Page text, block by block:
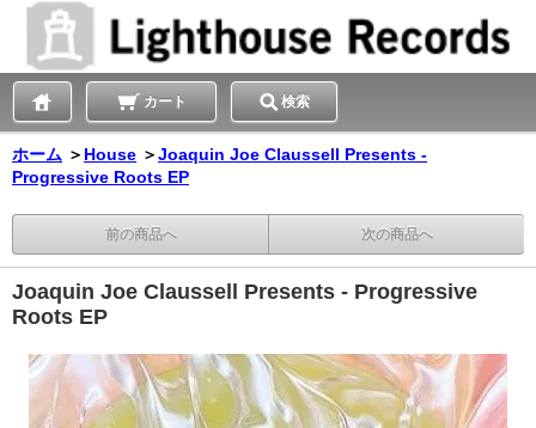
カート 検索
ホーム ＞ House ＞Joaquin Joe Claussell Presents -
Progressive Roots EP
前の商品へ 次の商品へ
Joaquin Joe Claussell Presents - Progressive
Roots EP